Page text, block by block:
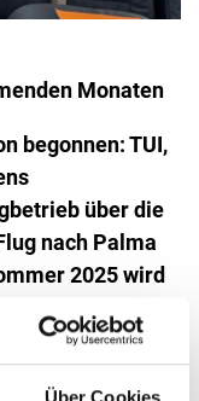
Monaten
begonnen: TUI,
über die
nach Palma
2025 wird
zum Vorjahr
(Kreta).